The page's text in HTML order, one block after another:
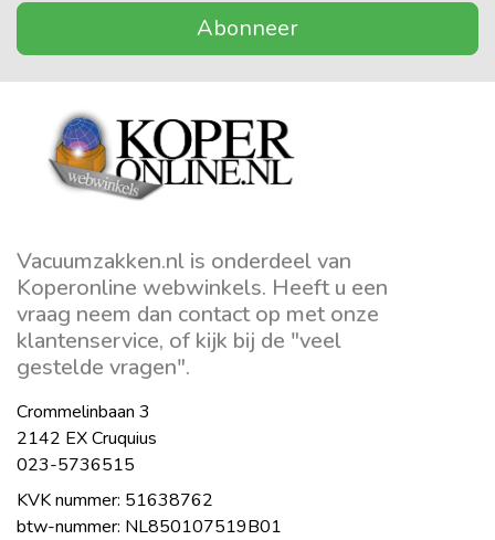
Abonneer
Vacuumzakken.nl is onderdeel van
Koperonline webwinkels. Heeft u een
vraag neem dan contact op met onze
klantenservice, of kijk bij de "veel
gestelde vragen".
Crommelinbaan 3
2142 EX Cruquius
023-5736515
KVK nummer: 51638762
btw-nummer: NL850107519B01